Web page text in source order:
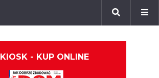
KIOSK - KUP ONLINE